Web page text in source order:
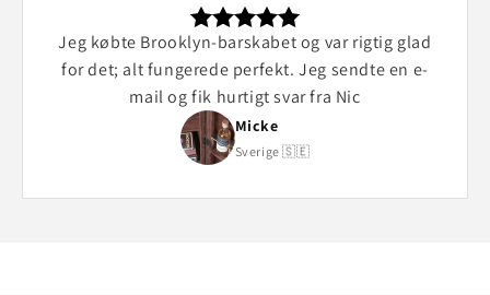
Jeg købte Brooklyn-barskabet og var rigtig glad
for det; alt fungerede perfekt. Jeg sendte en e-
mail og fik hurtigt svar fra Nic
Micke
Sverige 🇸🇪